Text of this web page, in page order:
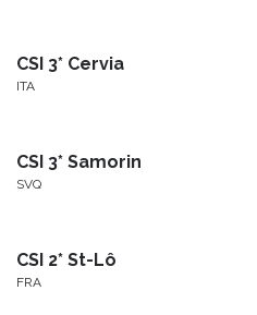
CSI 3* Cervia
ITA
CSI 3* Samorin
SVQ
CSI 2* St-Lô
FRA